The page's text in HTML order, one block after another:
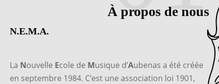
À propos de nous
N.E.M.A.
La Nouvelle Ecole de Musique d’Aubenas a été créée
en septembre 1984. C’est une association loi 1901,